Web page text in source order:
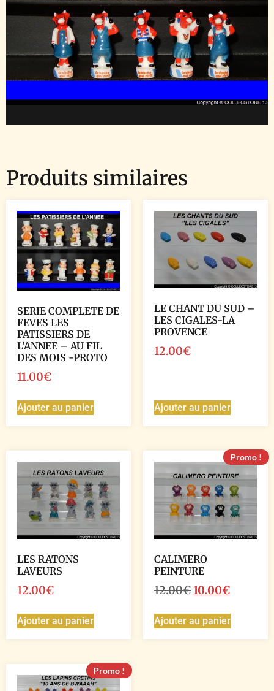
Produits similaires
SERIE COMPLETE DE
FEVES LES
PATISSIERS DE
L’ANNEE – AU FIL
DES MOIS -PROTO
11.00€
Ajouter au panier
LE CHANT DU SUD –
LES CIGALES-LA
PROVENCE
12.00€
Ajouter au panier
LES RATONS
LAVEURS
12.00€
Ajouter au panier
Promo !
CALIMERO
PEINTURE
12.00€10.00€
Ajouter au panier
Promo !